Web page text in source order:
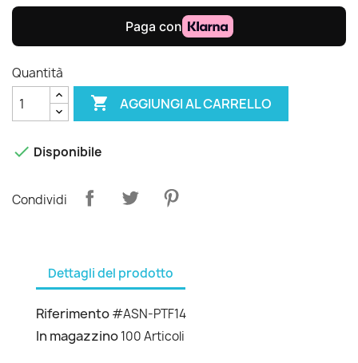
Quantità
 AGGIUNGI AL CARRELLO
 Disponibile
Condividi
Dettagli del prodotto
Riferimento#ASN-PTF14
In magazzino100 Articoli